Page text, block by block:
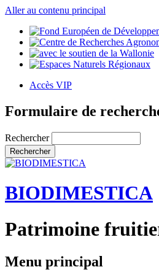
Aller au contenu principal
Accès VIP
Formulaire de
Rechercher
BIODIMESTICA
Patrimoine
Menu principal